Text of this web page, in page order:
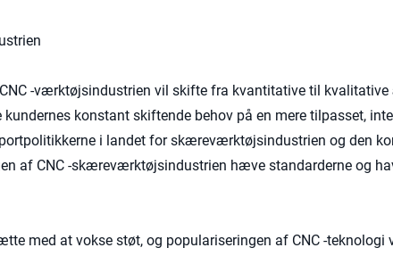
-værktøjsindustrien vil skifte fra kvantitative til
konstant skiftende behov på en mere tilpasset,
i landet for skæreværktøjsindustrien og den
af ​​CNC -skæreværktøjsindustrien hæve standarderne og
med at vokse støt, og populariseringen af ​​CNC -teknologi